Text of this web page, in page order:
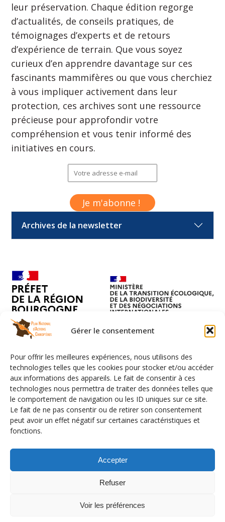
Gérer le consentement
Pour offrir les meilleures expériences, nous utilisons des
technologies telles que les cookies pour stocker et/ou accéder
aux informations des appareils. Le fait de consentir à ces
technologies nous permettra de traiter des données telles que
le comportement de navigation ou les ID uniques sur ce site.
Le fait de ne pas consentir ou de retirer son consentement
peut avoir un effet négatif sur certaines caractéristiques et
fonctions.
Accepter
Refuser
Voir les préférences
leur préservation. Chaque édition regorge
d’actualités, de conseils pratiques, de
témoignages d’experts et de retours
d’expérience de terrain. Que vous soyez
curieux d’en apprendre davantage sur ces
fascinants mammifères ou que vous cherchiez
à vous impliquer activement dans leur
protection, ces archives sont une ressource
précieuse pour approfondir votre
compréhension et vous tenir informé des
initiatives en cours.
Archives de la newsletter
Mention légales
Données personnelles
Emplois
Déconnexion